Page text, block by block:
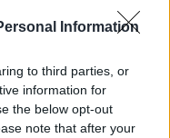
Information
to third parties, or
information for
the below opt-out
note that after your
av alla. Tänk att på
syn på mig själv. Ibland
det inte svårare än att
tror på en. Förstår.